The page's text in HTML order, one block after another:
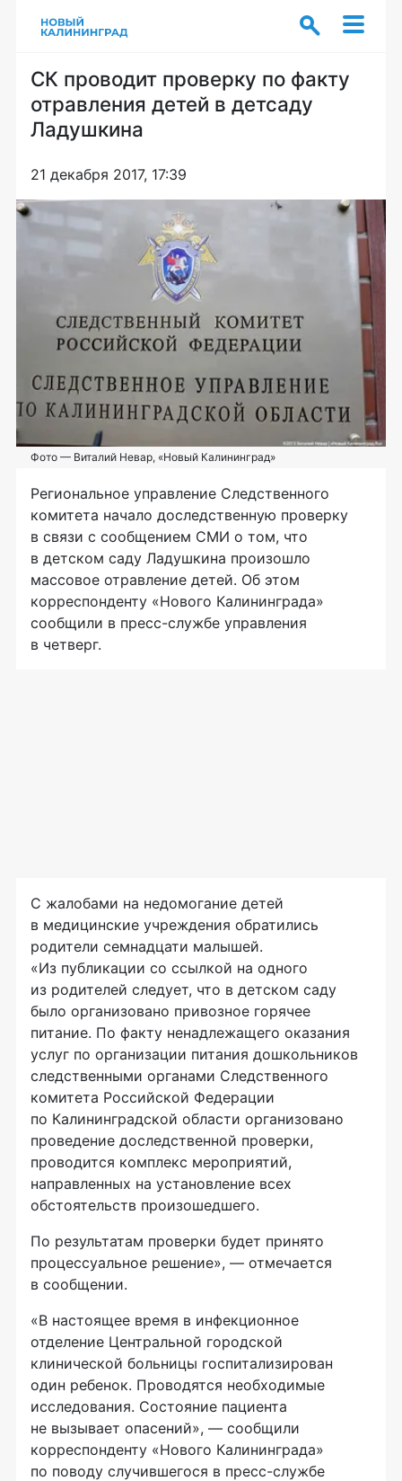
СК проводит проверку по факту
отравления детей в детсаду
Ладушкина
21 декабря 2017, 17:39
Фото — Виталий Невар, «Новый Калининград»
Региональное управление Следственного
комитета начало доследственную проверку
в связи с сообщением СМИ о том, что
в детском саду Ладушкина произошло
массовое отравление детей. Об этом
корреспонденту «Нового Калининграда»
сообщили в пресс-службе управления
в четверг.
С жалобами на недомогание детей
в медицинские учреждения обратились
родители семнадцати малышей.
«Из публикации со ссылкой на одного
из родителей следует, что в детском саду
было организовано привозное горячее
питание. По факту ненадлежащего оказания
услуг по организации питания дошкольников
следственными органами Следственного
комитета Российской Федерации
по Калининградской области организовано
проведение доследственной проверки,
проводится комплекс мероприятий,
направленных на установление всех
обстоятельств произошедшего.
По результатам проверки будет принято
процессуальное решение», — отмечается
в сообщении.
«В настоящее время в инфекционное
отделение Центральной городской
клинической больницы госпитализирован
один ребенок. Проводятся необходимые
исследования. Состояние пациента
не вызывает опасений», — сообщили
корреспонденту «Нового Калининграда»
по поводу случившегося в пресс-службе